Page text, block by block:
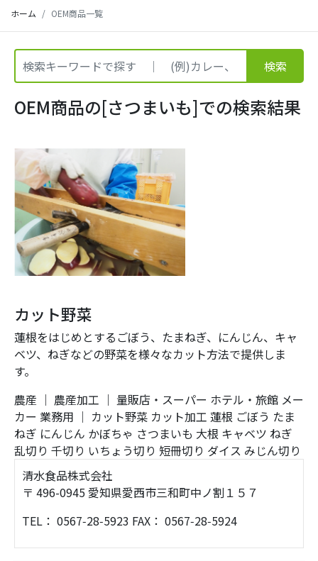
ホーム OEM商品一覧
検索
OEM商品の[さつまいも]での検索結果
カット野菜
蓮根をはじめとするごぼう、たまねぎ、にんじん、キャ
ベツ、ねぎなどの野菜を様々なカット方法で提供しま
す。
農産 ｜ 農産加工 ｜ 量販店・スーパー ホテル・旅館 メー
カー 業務用 ｜ カット野菜 カット加工 蓮根 ごぼう たま
ねぎ にんじん かぼちゃ さつまいも 大根 キャベツ ねぎ
乱切り 千切り いちょう切り 短冊切り ダイス みじん切り
清水食品株式会社
〒 496-0945 愛知県愛西市三和町中ノ割１５７
TEL： 0567‑28‑5923 FAX： 0567‑28‑5924